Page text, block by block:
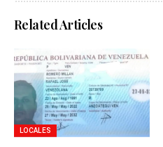
Related Articles
LOCALES